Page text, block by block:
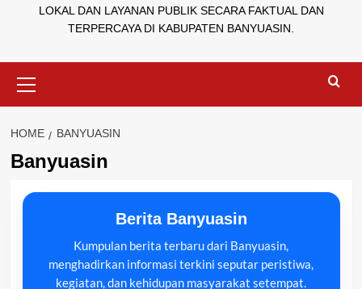
LOKAL DAN LAYANAN PUBLIK SECARA FAKTUAL DAN
TERPERCAYA DI KABUPATEN BANYUASIN.
Menu
HOME BANYUASIN
Banyuasin
Berita Banyuasin
Kumpulan berita terbaru dari Banyuasin,
menghadirkan informasi terkini seputar peristiwa,
kegiatan, dan kehidupan masyarakat setempat.